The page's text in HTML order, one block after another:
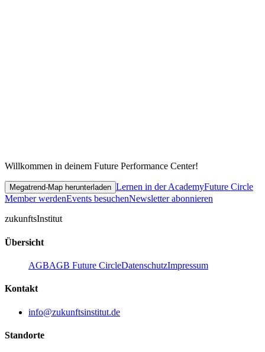
Willkommen in deinem Future Performance Center!
Megatrend-Map herunterladen Lernen in der AcademyFuture Circle
Member werdenEvents besuchenNewsletter abonnieren
zukunftsInstitut
Übersicht
AGBAGB Future CircleDatenschutzImpressum
Kontakt
info@zukunftsinstitut.de
Standorte